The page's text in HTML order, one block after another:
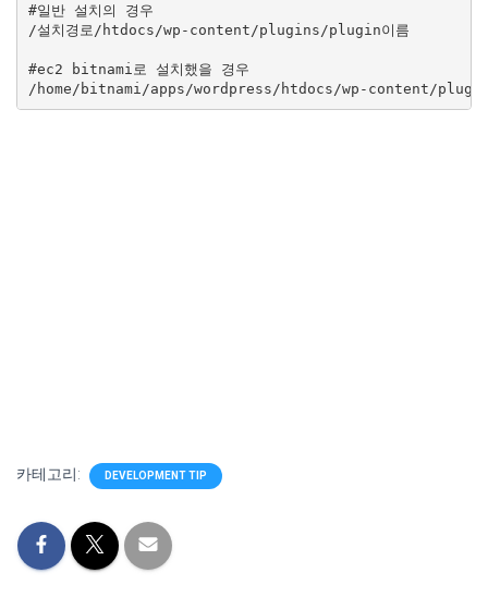
#일반 설치의 경우
/설치경로/htdocs/wp-content/plugins/plugin이름
#ec2 bitnami로 설치했을 경우
/home/bitnami/apps/wordpress/htdocs/wp-content/
카테고리: DEVELOPMENT TIP